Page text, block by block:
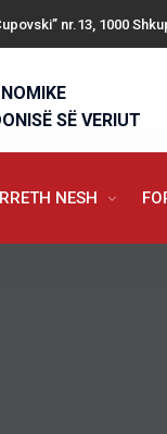
nr.13, 1000
SË VERIUT
RRETH NESH